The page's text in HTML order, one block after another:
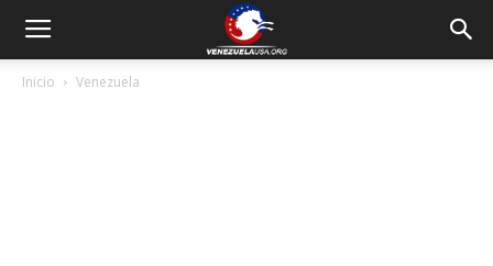
Inicio Venezuela